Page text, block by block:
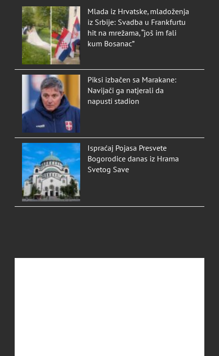
Mlada iz Hrvatske, mladoženja
iz Srbije: Svadba u Frankfurtu
hit na mrežama, “još im fali
kum Bosanac”
Piksi izbačen sa Marakane:
Navijači ga natjerali da
napusti stadion
Ispraćaj Pojasa Presvete
Bogorodice danas iz Hrama
Svetog Save